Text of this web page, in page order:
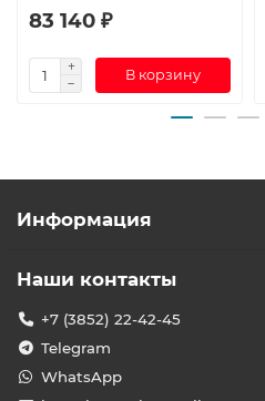
83 140 ₽
В корзину
Информация
Наши контакты
+7 (3852) 22-42-45
Telegram
WhatsApp